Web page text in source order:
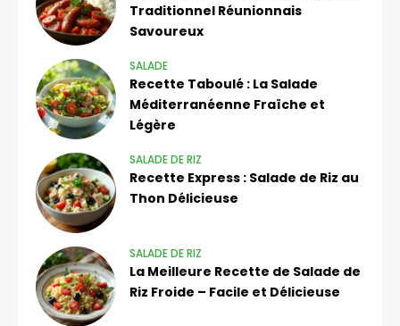
Traditionnel Réunionnais
Savoureux
SALADE
Recette Taboulé : La Salade
Méditerranéenne Fraîche et
Légère
SALADE DE RIZ​
Recette Express : Salade de Riz au
Thon Délicieuse
SALADE DE RIZ​
La Meilleure Recette de Salade de
Riz Froide – Facile et Délicieuse